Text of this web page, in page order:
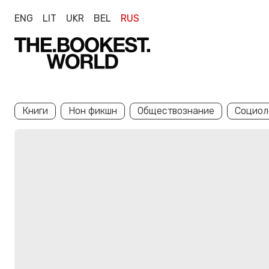
ENG LIT UKR BEL RUS
Книги Нон фикшн Обществознание